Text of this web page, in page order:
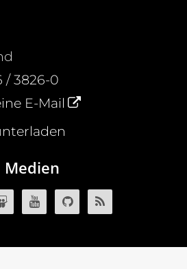
/ 3826-0
E-Mail
Medien
auf Twitter
auf Xing
OpenCms auf SlideShare
OpenCms auf YouTube
OpenCmsOpenCms